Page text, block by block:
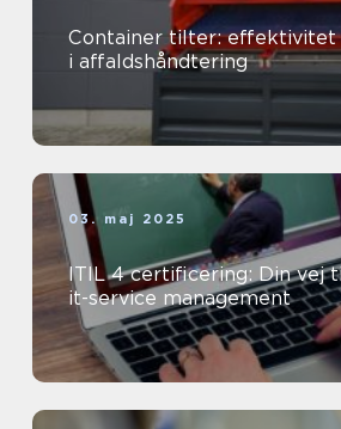
Container tilter: effektivitet
i affaldshåndtering
03. maj 2025
ITIL 4 certificering: Din vej
it-service management